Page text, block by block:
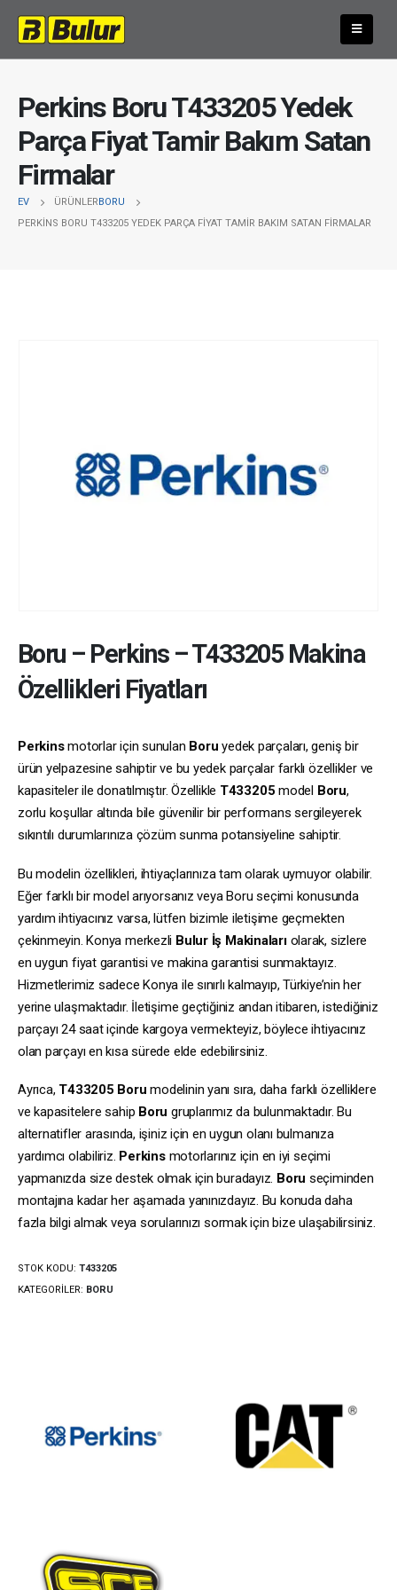
Perkins Boru T433205 Yedek
Parça Fiyat Tamir Bakım Satan
Firmalar
EV ÜRÜNLERBORU
PERKINS BORU T433205 YEDEK PARÇA FIYAT TAMIR BAKIM SATAN FIRMALAR
Boru – Perkins–T433205Makina
Özellikleri Fiyatları
Perkinsmotorlar için sunulan Boru yedek parçaları, geniş bir
ürün yelpazesine sahiptir ve bu yedek parçalar farklı özellikler ve
kapasiteler ile donatılmıştır. Özellikle T433205 model Boru,
zorlu koşullar altında bile güvenilir bir performans sergileyerek
sıkıntılı durumlarınıza çözüm sunma potansiyeline sahiptir.
Bu modelin özellikleri, ihtiyaçlarınıza tam olarak uymuyor olabilir.
Eğer farklı bir model arıyorsanız veya Boru seçimi konusunda
yardım ihtiyacınız varsa, lütfen bizimle iletişime geçmekten
çekinmeyin. Konya merkezli Bulur İş Makinalarıolarak, sizlere
en uygun fiyat garantisi ve makina garantisi sunmaktayız.
Hizmetlerimiz sadece Konya ile sınırlı kalmayıp, Türkiye’nin her
yerine ulaşmaktadır. İletişime geçtiğiniz andan itibaren, istediğiniz
parçayı 24 saat içinde kargoya vermekteyiz, böylece ihtiyacınız
olan parçayı en kısa sürede elde edebilirsiniz.
Ayrıca, T433205 Boru modelinin yanı sıra, daha farklı özelliklere
ve kapasitelere sahip Boru gruplarımız da bulunmaktadır. Bu
alternatifler arasında, işiniz için en uygun olanı bulmanıza
yardımcı olabiliriz. Perkinsmotorlarınız için en iyi seçimi
yapmanızda size destek olmak için buradayız. Boru seçiminden
montajına kadar her aşamada yanınızdayız. Bu konuda daha
fazla bilgi almak veya sorularınızı sormak için bize ulaşabilirsiniz.
STOK KODU: T433205
KATEGORILER: BORU